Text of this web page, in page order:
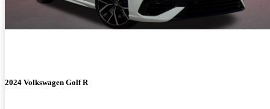
2024 Volkswagen Golf R